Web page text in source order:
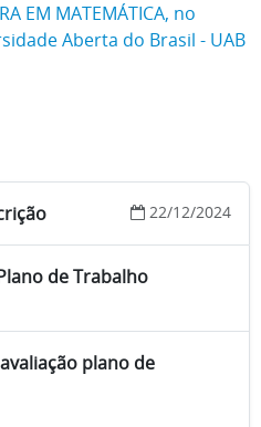
EM MATEMÁTICA, no
Aberta do Brasil - UAB
22/12/2024
de Trabalho
plano de